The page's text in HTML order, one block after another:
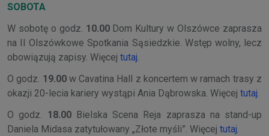
SOBOTA
W sobotę o godz. 10.00Dom Kultury w Olszówce zaprasza
na II Olszówkowe Spotkania Sąsiedzkie. Wstęp wolny, lecz
obowiązują zapisy. Więcej tutaj
O godz. 19.00w Cavatina Hall z koncertem w ramach trasy z
okazji 20-lecia kariery wystąpi Ania Dąbrowska. Więcej tutaj
O godz. 18.00Bielska Scena Reja zaprasza na stand-up
Daniela Midasa zatytułowany „Złote myśli”. Więcej tutaj